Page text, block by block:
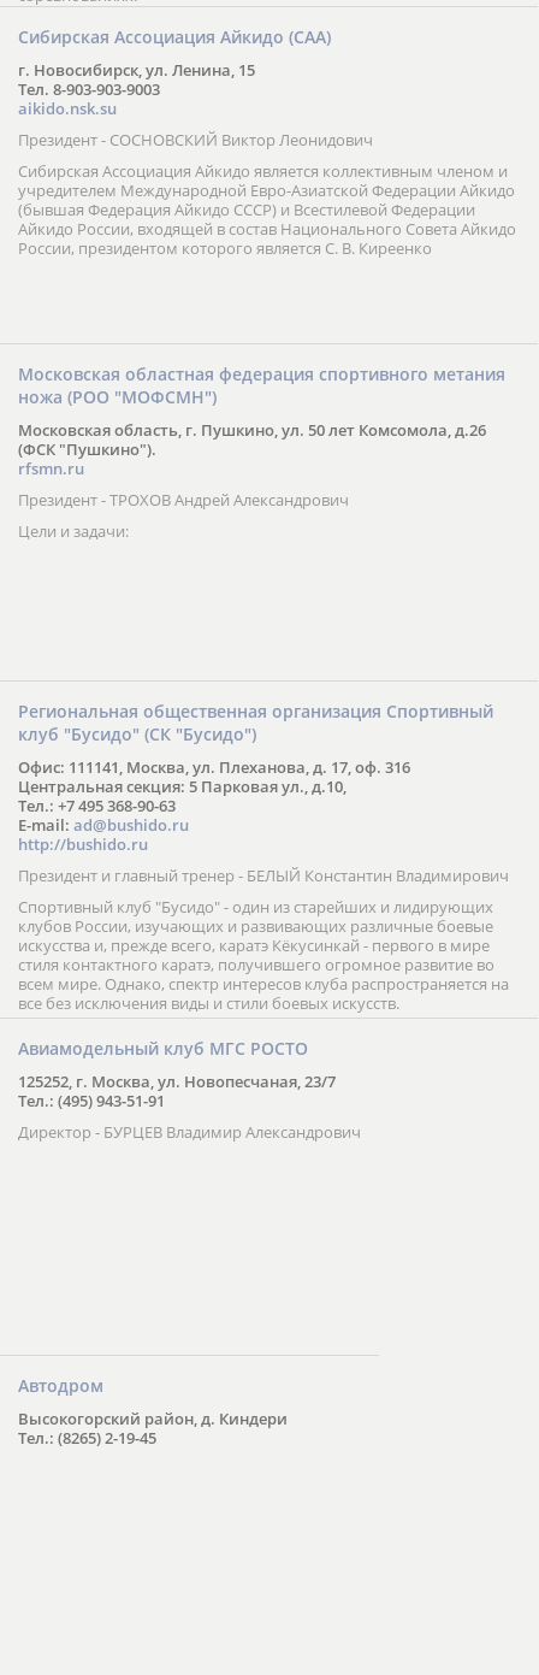
Сибирская Ассоциация Айкидо (САА)
г. Новосибирск, ул. Ленина, 15
Тел. 8-903-903-9003
aikido.nsk.su
Президент - СОСНОВСКИЙ Виктор Леонидович
Сибирская Ассоциация Айкидо является коллективным членом и
учредителем Международной Евро-Азиатской Федерации Айкидо
(бывшая Федерация Айкидо СССР) и Всестилевой Федерации
Айкидо России, входящей в состав Национального Совета Айкидо
России, президентом которого является С. В. Киреенко
Московская областная федерация спортивного метания
ножа (РОО "МОФСМН")
Московская область, г. Пушкино, ул. 50 лет Комсомола, д.26
(ФСК "Пушкино").
rfsmn.ru
Президент - ТРОХОВ Андрей Александрович
Цели и задачи:
Региональная общественная организация Спортивный
клуб "Бусидо" (СК "Бусидо")
Офис: 111141, Москва, ул. Плеханова, д. 17, оф. 316
Центральная секция: 5 Парковая ул., д.10,
Тел.: +7 495 368-90-63
E-mail: ad@bushido.ru
http://bushido.ru
Президент и главный тренер - БЕЛЫЙ Константин Владимирович
Спортивный клуб "Бусидо" - один из старейших и лидирующих
клубов России, изучающих и развивающих различные боевые
искусства и, прежде всего, каратэ Кёкусинкай - первого в мире
стиля контактного каратэ, получившего огромное развитие во
всем мире. Однако, спектр интересов клуба распространяется на
все без исключения виды и стили боевых искусств.
Авиамодельный клуб МГС РОСТО
125252, г. Москва, ул. Новопесчаная, 23/7
Тел.: (495) 943-51-91
Директор - БУРЦЕВ Владимир Александрович
Автодром
Высокогорский район, д. Киндери
Тел.: (8265) 2-19-45